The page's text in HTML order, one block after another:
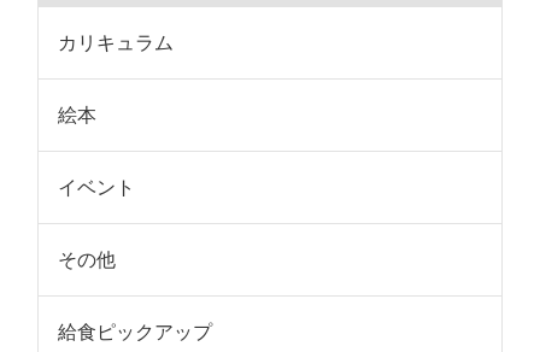
カリキュラム
絵本
イベント
その他
給食ピックアップ